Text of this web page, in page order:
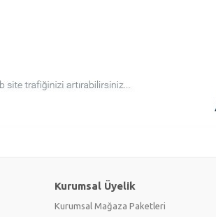
Kurumsal Üyelik
Kurumsal Mağaza Paketleri